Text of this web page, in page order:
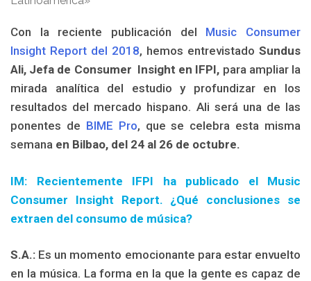
Con la reciente publicación del Music Consumer
Insight Report del 2018, hemos entrevistado Sundus
Ali, Jefa de Consumer Insight en IFPI, para ampliar la
mirada analítica del estudio y profundizar en los
resultados del mercado hispano. Ali será una de las
ponentes de BIME Pro, que se celebra esta misma
semana en Bilbao, del 24 al 26 de octubre.
IM: Recientemente IFPI ha publicado el Music
Consumer Insight Report. ¿Qué conclusiones se
extraen del consumo de música?
S.A.: Es un momento emocionante para estar envuelto
en la música. La forma en la que la gente es capaz de